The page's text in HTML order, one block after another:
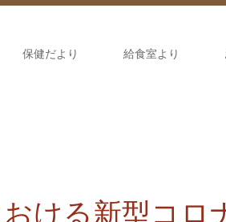
保健だより 給食室より
ける新型コロ